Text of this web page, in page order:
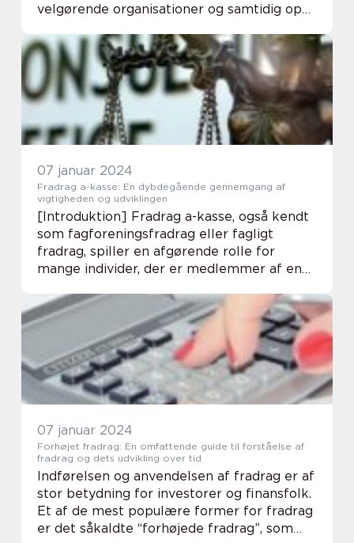
velgørende organisationer og samtidig opnå
udforske og oplyse om vigtige aspekter
vedrørende fradrag ve...
07 januar 2024
Fradrag a-kasse: En dybdegående gennemgang af
vigtigheden og udviklingen
[Introduktion] Fradrag a-kasse, også kendt
som fagforeningsfradrag eller fagligt
fradrag, spiller en afgørende rolle for
mange individer, der er medlemmer af en
en vigtig økonomisk fordel, der hjælper
med a...
07 januar 2024
Forhøjet fradrag: En omfattende guide til forståelse af
fradrag og dets udvikling over tid
Indførelsen og anvendelsen af fradrag er af
stor betydning for investorer og finansfolk.
Et af de mest populære former for fradrag
er det såkaldte “forhøjede fradrag”, som